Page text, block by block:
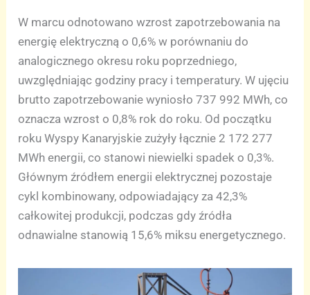
W marcu odnotowano wzrost zapotrzebowania na
energię elektryczną o 0,6% w porównaniu do
analogicznego okresu roku poprzedniego,
uwzględniając godziny pracy i temperatury. W ujęciu
brutto zapotrzebowanie wyniosło 737 992 MWh, co
oznacza wzrost o 0,8% rok do roku. Od początku
roku Wyspy Kanaryjskie zużyły łącznie 2 172 277
MWh energii, co stanowi niewielki spadek o 0,3%.
Głównym źródłem energii elektrycznej pozostaje
cykl kombinowany, odpowiadający za 42,3%
całkowitej produkcji, podczas gdy źródła
odnawialne stanowią 15,6% miksu energetycznego.